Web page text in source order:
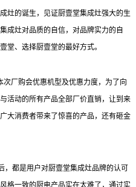
灶的诞生，见证厨壹堂集成灶强大的生
成灶对品质的自信，对品牌实力的自
堂、选择厨壹堂的最好方式。
厂购会优惠机型及优惠力度，为了向
活动的所有产品全部厂价直销，让到来
大消费者带来了惊喜的产品，还有砸金
都是用户对厨壹堂集成灶品牌的认可
格一致的厨电产品实在太难了，通过实